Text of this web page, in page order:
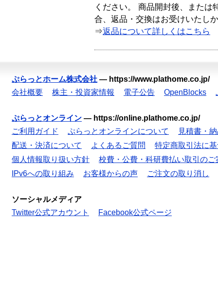
ください。 商品開封後、または
合、返品・交換はお受けいたし
⇒返品について詳しくはこちら
ぷらっとホーム株式会社 — https://www.plathome.co.jp/
会社概要
株主・投資家情報 電子公告 OpenBlocks
ぷらっとオンライン — https://online.plathome.co.jp/
ご利用ガイド
ぷらっとオンラインについて
見積書・
配送・決済について
よくあるご質問
特定商取引法に
個人情報取り扱い方針
校費・公費・科研費払い取引のご
IPv6への取り組み
お客様からの声 ご注文の取り消し
ソーシャルメディア
Twitter公式アカウント
Facebook公式ページ